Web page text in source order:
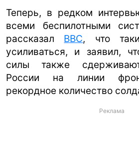
Теперь, в редком
всеми беспилотными
рассказал BBC, что
усиливаться, и заявил,
силы также
России на линии
рекордное количество
Реклама